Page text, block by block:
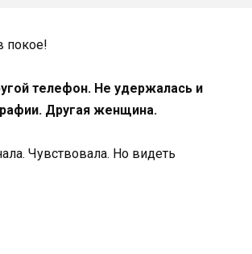
покое!
телефон. Не удержалась и
Другая женщина.
Чувствовала. Но видеть